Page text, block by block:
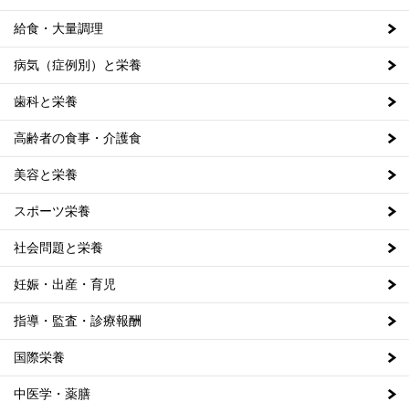
給食・大量調理
病気（症例別）と栄養
歯科と栄養
高齢者の食事・介護食
美容と栄養
スポーツ栄養
社会問題と栄養
妊娠・出産・育児
指導・監査・診療報酬
国際栄養
中医学・薬膳